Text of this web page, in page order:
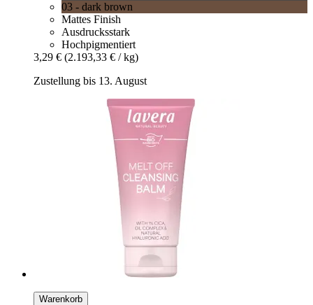
03 - dark brown
Mattes Finish
Ausdrucksstark
Hochpigmentiert
3,29 € (2.193,33 € / kg)
Zustellung bis 13. August
Warenkorb